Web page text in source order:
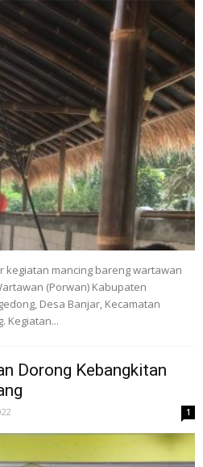
kegiatan mancing bareng wartawan
(Porwan) Kabupaten
Desa Banjar, Kecamatan
Kegiatan...
Dorong Kebangkitan
1